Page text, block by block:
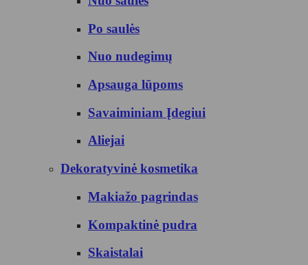
Po saulės
Nuo nudegimų
Apsauga lūpoms
Savaiminiam Įdegiui
Aliejai
Dekoratyvinė kosmetika
Makiažo pagrindas
Kompaktinė pudra
Skaistalai